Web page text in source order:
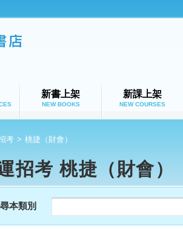
鼎文公職網路書店
新書上架
NEW BOOKS
新課上架
NEW COURSES
考 > 桃捷（財會）
招考 桃捷（財會）
本類別